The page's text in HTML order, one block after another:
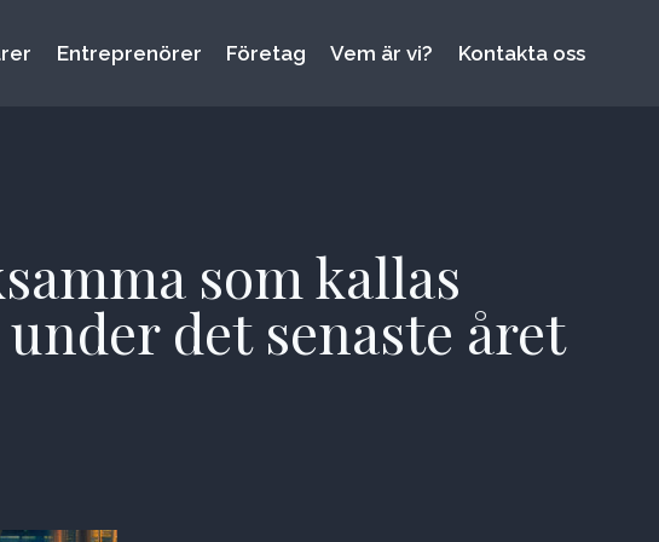
Entreprenörer Företag Vem är vi? Kontakta oss
som kallas
det senaste året